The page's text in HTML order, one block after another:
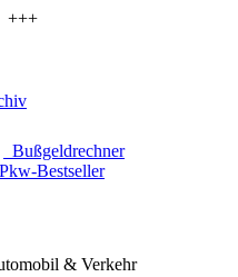
+++
Bußgeldrechner
Pkw-Bestseller
& Verkehr